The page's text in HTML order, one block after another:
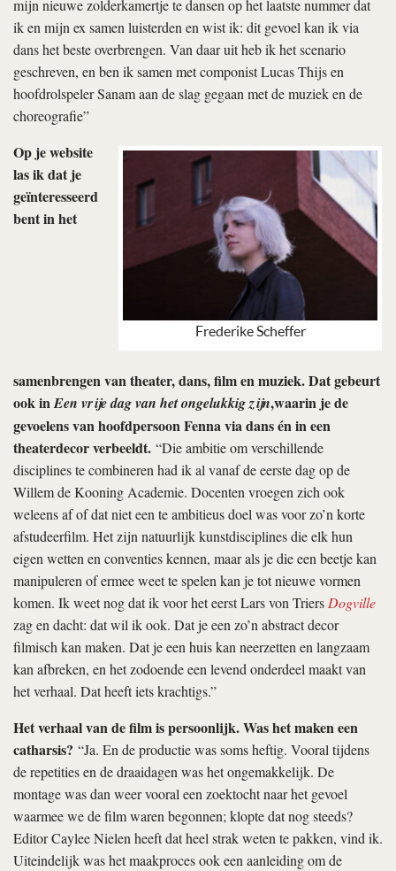
mijn nieuwe zolderkamertje te dansen op het laatste nummer dat
ik en mijn ex samen luisterden en wist ik: dit gevoel kan ik via
dans het beste overbrengen. Van daar uit heb ik het scenario
geschreven, en ben ik samen met componist Lucas Thijs en
hoofdrolspeler Sanam aan de slag gegaan met de muziek en de
choreografie”
Frederike Scheffer
Op je website
las ik dat je
geïnteresseerd
bent in het
samenbrengen van theater, dans, film en muziek. Dat gebeurt
ook inEen vrije dag van het ongelukkig zijn,waarin je de
gevoelens van hoofdpersoon Fenna via dans én in een
theaterdecor verbeeldt. “Die ambitie om verschillende
disciplines te combineren had ik al vanaf de eerste dag op de
Willem de Kooning Academie. Docenten vroegen zich ook
weleens af of dat niet een te ambitieus doel was voor zo’n korte
afstudeerfilm. Het zijn natuurlijk kunstdisciplines die elk hun
eigen wetten en conventies kennen, maar als je die een beetje kan
manipuleren of ermee weet te spelen kan je tot nieuwe vormen
komen. Ik weet nog dat ik voor het eerst Lars von Triers Dogville
zag en dacht: dat wil ik ook. Dat je een zo’n abstract decor
filmisch kan maken. Dat je een huis kan neerzetten en langzaam
kan afbreken, en het zodoende een levend onderdeel maakt van
het verhaal. Dat heeft iets krachtigs.”
Het verhaal van de film is persoonlijk. Was het maken een
catharsis? “Ja. En de productie was soms heftig. Vooral tijdens
de repetities en de draaidagen was het ongemakkelijk. De
montage was dan weer vooral een zoektocht naar het gevoel
waarmee we de film waren begonnen; klopte dat nog steeds?
Editor Caylee Nielen heeft dat heel strak weten te pakken, vind ik.
Uiteindelijk was het maakproces ook een aanleiding om de